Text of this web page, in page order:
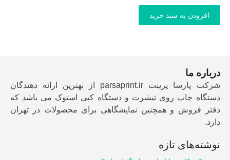
افزودن به سبد خرید
درباره ما
شرکت پارسا پرینت parsaprint.ir از بهترین ارائه دهندگان
دستگاه چاپ روی تیشرت و دستگاه کپی استوک می باشد که
دفتر فروش و همچنین نمایشگاهی برای محصولات در تهران
دارد.
نوشته‌های تازه